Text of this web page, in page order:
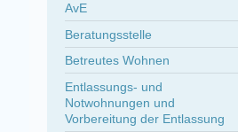
AvE
Beratungsstelle
Betreutes Wohnen
Entlassungs- und
Notwohnungen und
Vorbereitung der Entlassung